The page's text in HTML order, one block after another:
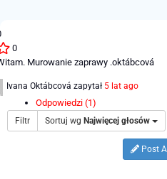
0
Murowanie zaprawy .oktábcová
Ivana Oktábcová zapytał 5 lat ago
Odpowiedzi (1)
Filtr Sortuj wg Najwięcej głosów
Post